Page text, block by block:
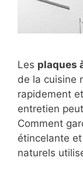
Les plaques
de la cuisine
rapidement
entretien
Comment
étincelante
naturels